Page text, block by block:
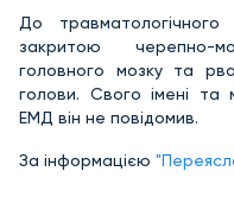
До
закритою черепно-
головного мозку та
голови. Свого імені та
ЕМД він не повідомив.
За інформацією